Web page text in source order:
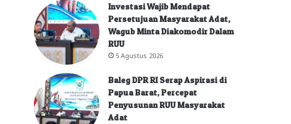
Investasi Wajib Mendapat
Persetujuan Masyarakat Adat,
Wagub Minta Diakomodir Dalam
RUU
5 Agustus 2026
Baleg DPR RI Serap Aspirasi di
Papua Barat, Percepat
Penyusunan RUU Masyarakat
Adat